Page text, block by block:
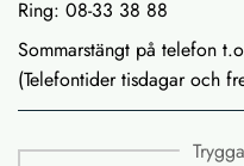
Ring: 08-33 38 88
Sommarstängt på telefon
(Telefontider tisdagar och